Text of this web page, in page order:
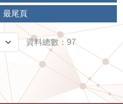
最尾頁
資料總數：97